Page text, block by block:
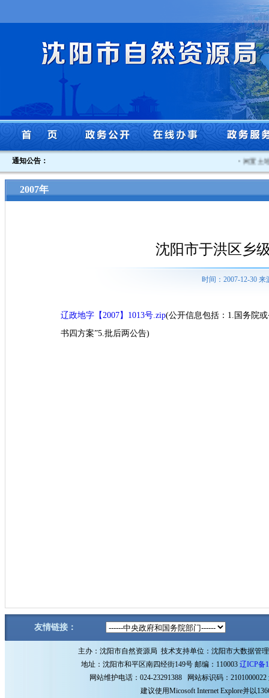
通知公告： 闲置土
2007年
沈阳市于洪区乡
时间：2007-12-30
辽政地字【2007】1013号.zip(公开信息包括：1.国务院
书四方案”5.批后两公告)
友情链接：
主办：沈阳市自然资源局 技术支持单位：沈阳市大数据管
地址：沈阳市和平区南四经街149号 邮编：110003 辽ICP备
网站维护电话：024-23291388 网站标识码：2101000022
建议使用Micosoft Internet Explore并以